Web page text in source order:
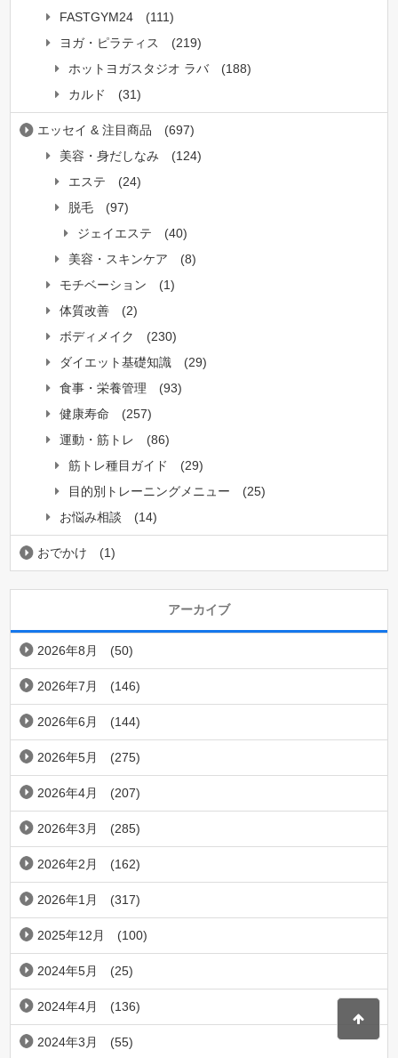
FASTGYM24
(111)
ヨガ・ピラティス
(219)
ホットヨガスタジオ ラバ
(188)
カルド
(31)
エッセイ & 注目商品
(697)
美容・身だしなみ
(124)
エステ
(24)
脱毛
(97)
ジェイエステ
(40)
美容・スキンケア
(8)
モチベーション
(1)
体質改善
(2)
ボディメイク
(230)
ダイエット基礎知識
(29)
食事・栄養管理
(93)
健康寿命
(257)
運動・筋トレ
(86)
筋トレ種目ガイド
(29)
目的別トレーニングメニュー
(25)
お悩み相談
(14)
おでかけ (1)
アーカイブ
2026年8月 (50)
2026年7月 (146)
2026年6月 (144)
2026年5月 (275)
2026年4月 (207)
2026年3月 (285)
2026年2月 (162)
2026年1月 (317)
2025年12月 (100)
2024年5月 (25)
2024年4月 (136)
2024年3月 (55)